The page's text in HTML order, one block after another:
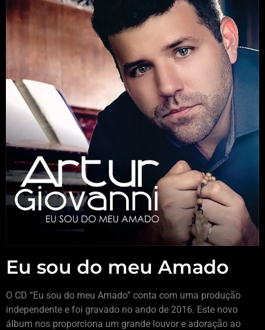
Eu sou do meu Amado
O CD “Eu sou do meu Amado” conta com uma produção
independente e foi gravado no ando de 2016. Este novo
álbum nos proporciona um grande louvor e adoração ao